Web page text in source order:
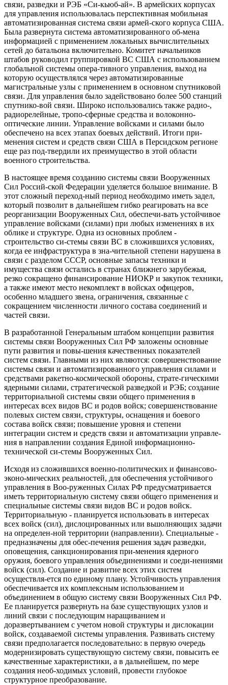
связи, разведки и РЭБ «Си-кьюб-ай». В армейских корпусах
для управления использовалась перспективная мобильная
автоматизированная система связи армей-ского корпуса США.
Была развернута система автоматизированного об-мена
информацией с применением локальных вычислительных
сетей до батальона включительно. Комитет начальников
штабов руководил группировкой ВС США с использованием
глобальной системы опера-тивного управления, выход на
которую осуществлялся через автоматизированные
магистральные узлы с применением в основном спутниковой
связи. Для управления было задействовано более 500 станций
спутнико-вой связи. Широко использовались также радио-,
радиорелейные, тропо-сферные средства и волоконно-
оптические линии. Управление войсками и силами было
обеспечено на всех этапах боевых действий. Итоги при-
менения систем и средств связи США в Персидском регионе
еще раз под-твердили их преимущество в этой области
военного строительства.
В настоящее время созданию системы связи Вооруженных
Сил Россий-ской Федерации уделяется большое внимание. В
этот сложный переход-ный период необходимо иметь задел,
который позволит в дальнейшем гибко реагировать на все
реорганизации Вооруженных Сил, обеспечи-вать устойчивое
управление войсками (силами) при любых изменениях в их
облике и структуре. Одна из основных проблем -
строительство си-стемы связи ВС в сложившихся условиях,
когда ее инфраструктура в зна-чительной степени нарушена в
связи с разделом СССР, основные запасы техники и
имущества связи остались в странах ближнего зарубежья,
резко сокращено финансирование НИОКР и закупок техники,
а также имеют место некомплект в войсках офицеров,
особенно младшего звена, ограничения, связанные с
сокращением численности личного состава соединений и
частей связи.
В разработанной Генеральным штабом концепции развития
системы связи Вооруженных Сил РФ заложены основные
пути развития и повы-шения качественных показателей
систем связи. Главными из них являются: совершенствование
системы связи и автоматизированного управления силами и
средствами ракетно-космической обороны, страте-гическими
ядерными силами, стратегической разведкой и РЭБ; создание
территориальной системы связи общего применения в
интересах всех видов ВС и родов войск; совершенствование
полевых систем связи, структуры, оснащения и боевого
состава войск связи; повышение уровня и степени
интеграции систем и средств связи и автоматизации управле-
ния в направлении создания Единой информационно-
технической си-стемы Вооруженных Сил.
Исходя из сложившихся военно-политических и финансово-
эконо-мических реальностей, для обеспечения устойчивого
управления в Воо-руженных Силах РФ предусматривается
иметь территориальную систему связи общего применения и
специальные системы связи видов ВС и родов войск.
Территориальную - планируется использовать в интересах
всех войск (сил), дислоцированных или вьшолняющих задачи
на определен-ной территории (направлении). Специальные -
предназначены для обес-печения решения задач разведки,
оповещения, санкционирования при-менения ядерного
оружия, боевого управления объединениями и соеди-нениями
войск (сил). Создание и развитие всех этих систем
осуществля-ется по единому плану. Устойчивость управления
обеспечивается их комплексным использованием и
объединением в общую систему связи Вооруженных Сил РФ.
Ее планируется развернуть на базе существующих узлов и
линий связи с последующим наращиванием и
доразвертыванием с учетом новой структуры и дислокации
войск, создаваемой системы управления. Развивать систему
связи предполагается последовательно: в первую очередь
модернизировать существующую систему связи, повысить ее
качественные характеристики, а в дальнейшем, по мере
создания необ-ходимых условий, провести глубокое
структурное преобразование.